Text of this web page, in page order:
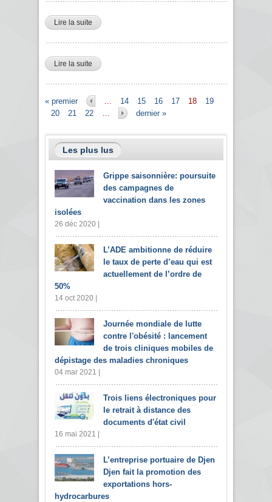
Lire la suite de Hassane Kacimi Expert des menaces dans le
Lire la suite de Iles Salim DG du comité d’organisation de la
Pages
« premier 14 15 16 17 18
19
20
21 22 dernier »
Les plus lus
Grippe saisonnière: poursuite
des campagnes de
vaccination dans les zones
isolées
26 déc 2020 |
L’ADE ambitionne de réduire
le taux de perte d’eau qui est
actuellement de l’ordre de
50%
14 oct 2020 |
Journée mondiale de lutte
contre l'obésité : lancement
de trois cliniques mobiles de
dépistage des maladies chroniques
04 mar 2021 |
Trois liens électroniques pour
le retrait à distance des
documents d'état civil
16 mai 2021 |
L’entreprise portuaire de Djen
Djen fait la promotion des
exportations hors-
hydrocarbures